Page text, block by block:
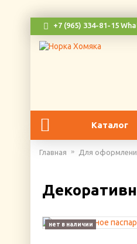
+7 (965) 334-81-15
Каталог
Главная Для
нет в наличии